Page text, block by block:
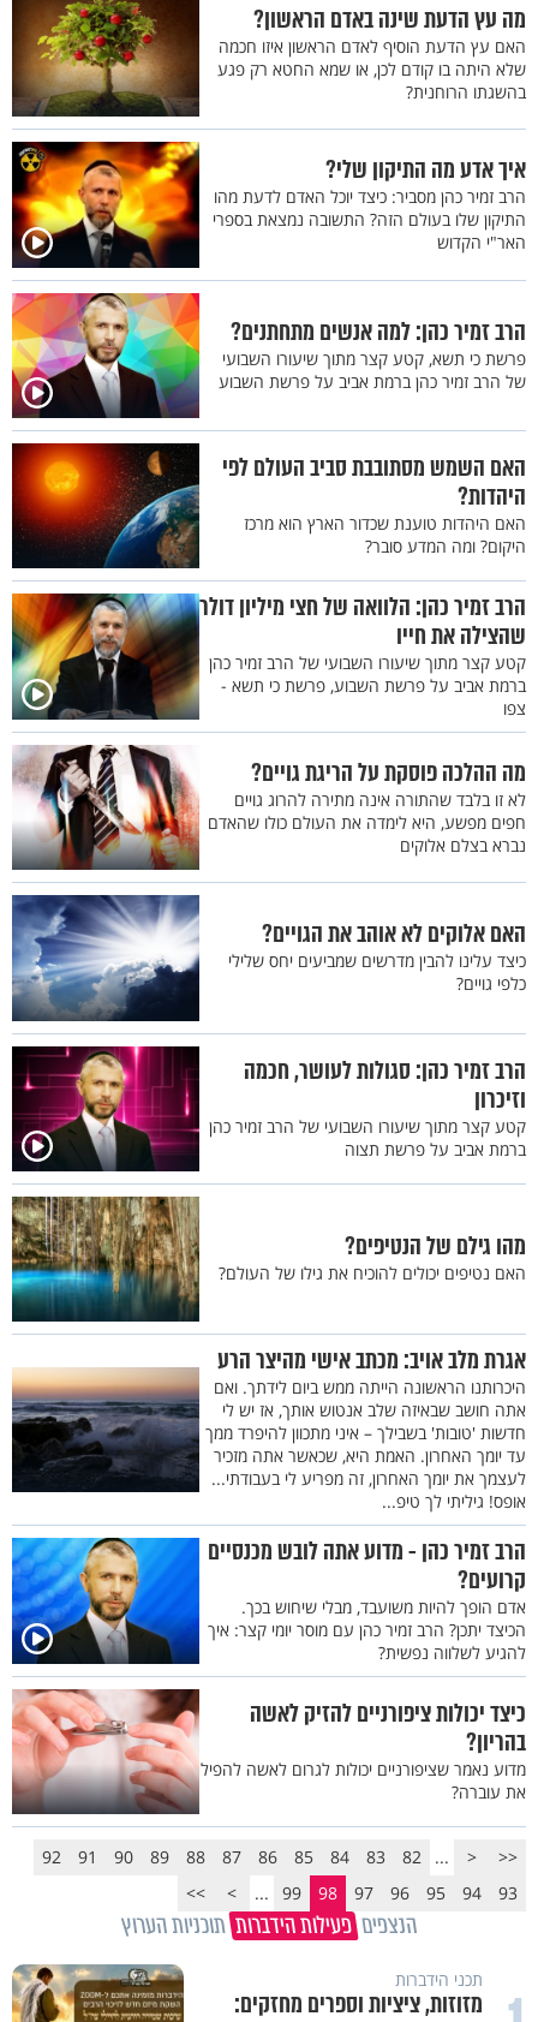
מה עץ הדעת שינה באדם הראשון?
האם עץ הדעת הוסיף לאדם הראשון איזו חכמה
שלא היתה בו קודם לכן, או שמא החטא רק פגע
בהשגתו הרוחנית?
איך אדע מה התיקון שלי?
הרב זמיר כהן מסביר: כיצד יוכל האדם לדעת מהו
התיקון שלו בעולם הזה? התשובה נמצאת בספרי
האר"י הקדוש
הרב זמיר כהן: למה אנשים מתחתנים?
פרשת כי תשא, קטע קצר מתוך שיעורו השבועי
של הרב זמיר כהן ברמת אביב על פרשת השבוע
האם השמש מסתובבת סביב העולם לפי
היהדות?
האם היהדות טוענת שכדור הארץ הוא מרכז
היקום? ומה המדע סובר?
הרב זמיר כהן: הלוואה של חצי מיליון דולר
שהצילה את חייו
קטע קצר מתוך שיעורו השבועי של הרב זמיר כהן
ברמת אביב על פרשת השבוע, פרשת כי תשא -
צפו
מה ההלכה פוסקת על הריגת גויים?
לא זו בלבד שהתורה אינה מתירה להרוג גויים
חפים מפשע, היא לימדה את העולם כולו שהאדם
נברא בצלם אלוקים
האם אלוקים לא אוהב את הגויים?
כיצד עלינו להבין מדרשים שמביעים יחס שלילי
כלפי גויים?
הרב זמיר כהן: סגולות לעושר, חכמה
וזיכרון
קטע קצר מתוך שיעורו השבועי של הרב זמיר כהן
ברמת אביב על פרשת תצוה
מהו גילם של הנטיפים?
האם נטיפים יכולים להוכיח את גילו של העולם?
אגרת מלב אויב: מכתב אישי מהיצר הרע
היכרותנו הראשונה הייתה ממש ביום לידתך. ואם
אתה חושב שבאיזה שלב אנטוש אותך, אז יש לי
חדשות 'טובות' בשבילך – איני מתכוון להיפרד ממך
עד יומך האחרון. האמת היא, שכאשר אתה מזכיר
לעצמך את יומך האחרון, זה מפריע לי בעבודתי...
אופס! גיליתי לך טיפ...
הרב זמיר כהן - מדוע אתה לובש מכנסיים
קרועים?
אדם הופך להיות משועבד, מבלי שיחוש בכך.
הכיצד יתכן? הרב זמיר כהן עם מוסר יומי קצר: איך
להגיע לשלווה נפשית?
כיצד יכולות ציפורניים להזיק לאשה
בהריון?
מדוע נאמר שציפורניים יכולות לגרום לאשה להפיל
את עוברה?
<<
<
...
82
83
84
85
86
87
88
89
90
91
92
93
94
95
96
97
98
99
...
>
>>
הנצפים פעילות הידברות תוכניות הערוץ
תכני הידברות
מזוזות, ציציות וספרים מחזקים: